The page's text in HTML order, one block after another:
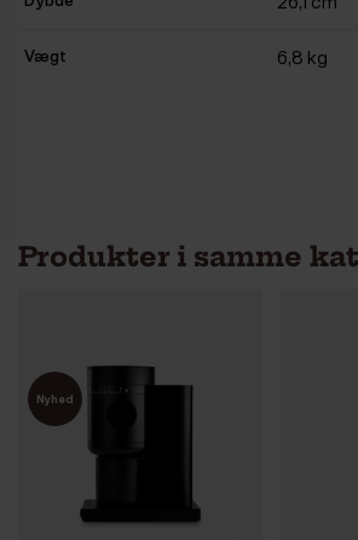
Vægt 6,8 kg
Produkter i samme
Nyhed